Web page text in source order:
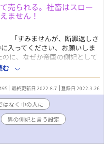
売られる。社畜はスロー
ません！
「すみませんが、断罪返しさ
入ってください、お願いしま
に、なぜか帝国の側妃として
し約束も違う！男の側妃を溺
でR18BLになります。 本編完
完結しました。 番外編、お品
イチャイチャする話 〇騎士
いけれどムカつくあの子！
双子 ○おじさん達が温泉へ
が言った？（孫に嫉妬する
が田んぼ作ってんだが？
ラックラム（危なく闇落ち
む
最終更新日 2022.8.7 登録日 2022.3.26
はなく中の人に
男の側妃と言う設定